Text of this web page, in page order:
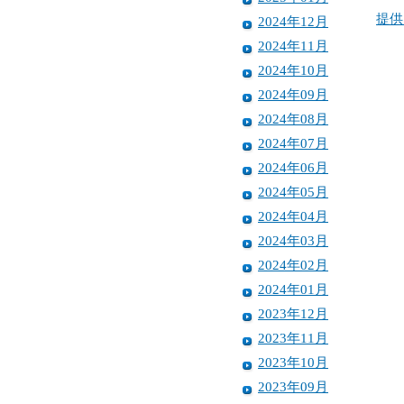
2024年12月
2024年11月
2024年10月
2024年09月
2024年08月
2024年07月
2024年06月
2024年05月
2024年04月
2024年03月
2024年02月
2024年01月
2023年12月
2023年11月
2023年10月
2023年09月
提